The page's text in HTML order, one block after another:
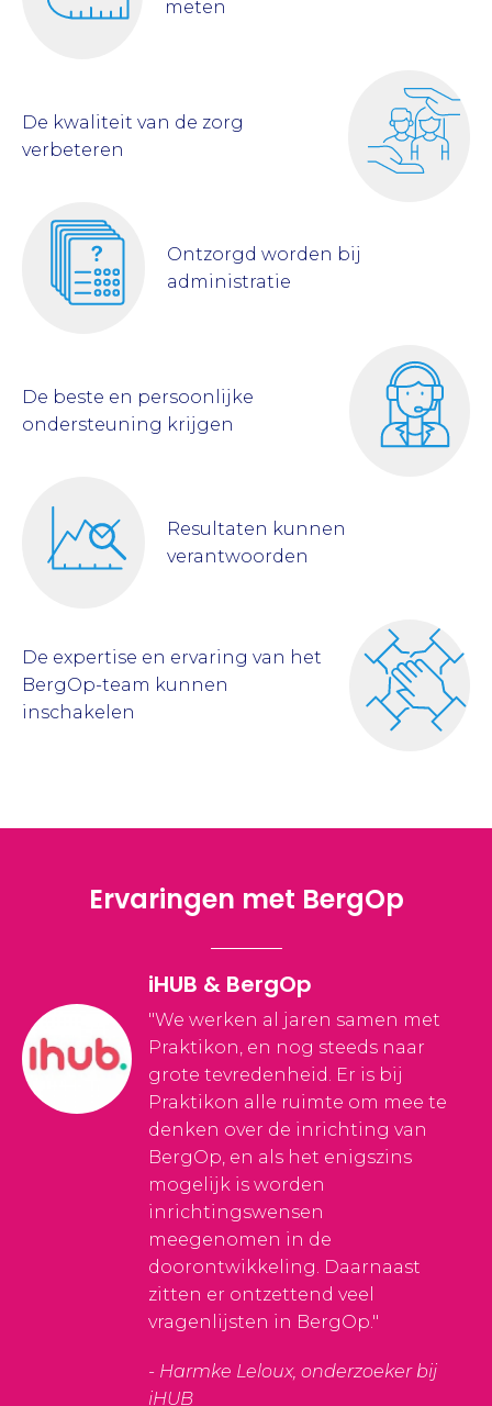
meten
De kwaliteit van de zorg
verbeteren
Ontzorgd worden bij
administratie
De beste en persoonlijke
ondersteuning krijgen
Resultaten kunnen
verantwoorden
De expertise en ervaring van het
BergOp-team kunnen
inschakelen
Ervaringen met BergOp
iHUB & BergOp
"We werken al jaren samen met
Praktikon, en nog steeds naar
grote tevredenheid. Er is bij
Praktikon alle ruimte om mee te
denken over de inrichting van
BergOp, en als het enigszins
mogelijk is worden
inrichtingswensen
meegenomen in de
doorontwikkeling. Daarnaast
zitten er ontzettend veel
vragenlijsten in BergOp."
- Harmke Leloux, onderzoeker bij
iHUB